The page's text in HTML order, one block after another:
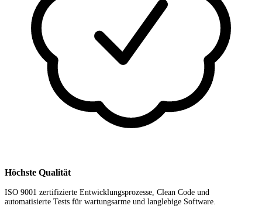
Höchste Qualität
ISO 9001 zertifizierte Entwicklungsprozesse, Clean Code und
automatisierte Tests für wartungsarme und langlebige Software.